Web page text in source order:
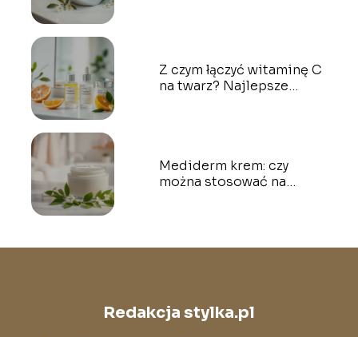
Z czym łączyć witaminę C
na twarz? Najlepsze
Mediderm krem: czy
można stosować na
Redakcja stylka.pl